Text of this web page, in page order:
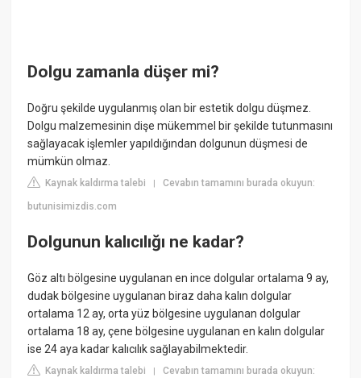
Dolgu zamanla düşer mi?
Doğru şekilde uygulanmış olan bir estetik dolgu düşmez.
Dolgu malzemesinin dişe mükemmel bir şekilde tutunmasını
sağlayacak işlemler yapıldığından dolgunun düşmesi de
mümkün olmaz.
Kaynak kaldırma talebi |Cevabın tamamını burada okuyun:
butunisimizdis.com
Dolgunun kalıcılığı ne kadar?
Göz altı bölgesine uygulanan en ince dolgular ortalama 9 ay,
dudak bölgesine uygulanan biraz daha kalın dolgular
ortalama 12 ay, orta yüz bölgesine uygulanan dolgular
ortalama 18 ay, çene bölgesine uygulanan en kalın dolgular
ise 24 aya kadar kalıcılık sağlayabilmektedir.
Kaynak kaldırma talebi |Cevabın tamamını burada okuyun: